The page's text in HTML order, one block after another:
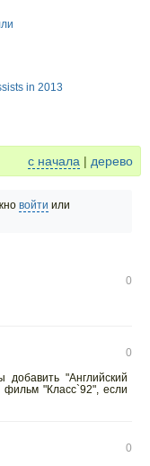
in 2013
с начала | дерево
войти или
0
0
"Английский
фильм "Класс`92", если
0